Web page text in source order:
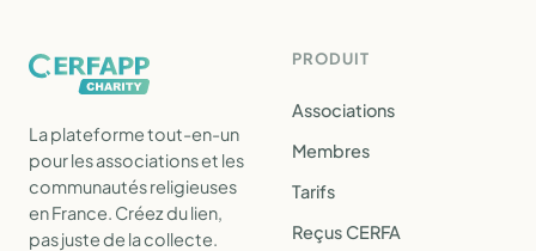
La plateforme tout-en-un
pour les associations et les
communautés religieuses
en France. Créez du lien,
pas juste de la collecte.
PRODUIT
Associations
Membres
Tarifs
Reçus CERFA